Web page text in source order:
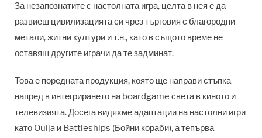
За незапознатите с настолната игра, целта в нея е да
развиеш цивилизацията си чрез търговия с благородни
метали, житни култури и т.н., като в същото време не
оставяш другите играчи да те задминат.
Това е поредната продукция, която ще направи стъпка
напред в интегрирането на boardgame света в киното и
телевизията. Досега видяхме адаптации на настолни игри
като Ouija и Battleships (Бойни кораби), а тепърва